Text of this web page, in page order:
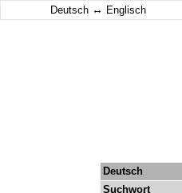
Deutsch ↔ Englisch
Deutsch
Suchwort